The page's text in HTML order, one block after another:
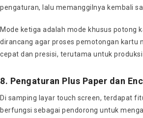
pengaturan, lalu memanggilnya kembali
Mode ketiga adalah mode khusus potong
dirancang agar proses pemotongan kartu
cepat dan presisi, terutama untuk
8. Pengaturan Plus Paper dan
Di samping layar touch screen, terdapat
berfungsi sebagai pendorong untuk